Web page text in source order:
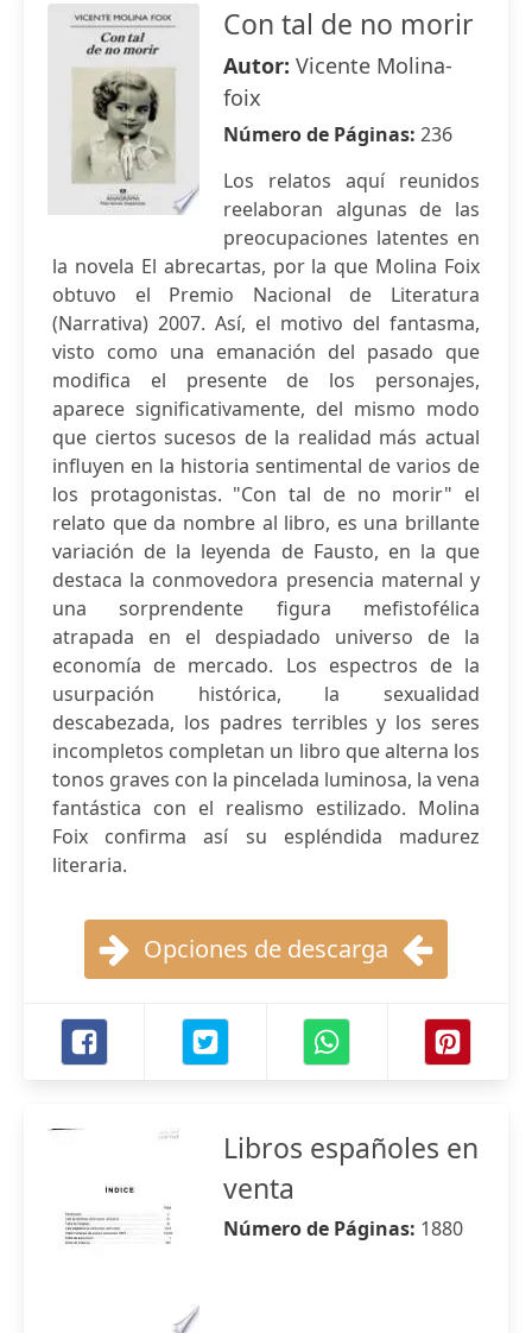
Con tal de no morir
Autor: Vicente Molina-
foix
Número de Páginas: 236
Los relatos aquí reunidos
reelaboran algunas de las
preocupaciones latentes en
la novela El abrecartas, por la que Molina Foix
obtuvo el Premio Nacional de Literatura
(Narrativa) 2007. Así, el motivo del fantasma,
visto como una emanación del pasado que
modifica el presente de los personajes,
aparece significativamente, del mismo modo
que ciertos sucesos de la realidad más actual
influyen en la historia sentimental de varios de
los protagonistas. "Con tal de no morir" el
relato que da nombre al libro, es una brillante
variación de la leyenda de Fausto, en la que
destaca la conmovedora presencia maternal y
una sorprendente figura mefistofélica
atrapada en el despiadado universo de la
economía de mercado. Los espectros de la
usurpación histórica, la sexualidad
descabezada, los padres terribles y los seres
incompletos completan un libro que alterna los
tonos graves con la pincelada luminosa, la vena
fantástica con el realismo estilizado. Molina
Foix confirma así su espléndida madurez
literaria.
Opciones de descarga
Libros españoles en
venta
Número de Páginas: 1880